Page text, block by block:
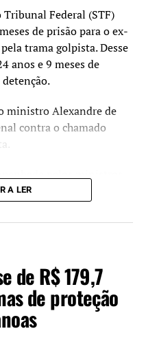
Federal (STF)
de prisão para o ex-
trama golpista. Desse
anos e 9 meses de
detenção.
ministro Alexandre de
contra o chamado
Zanin. O ministro
: 7 anos e 7 meses.
Democrático de
A LER
de R$ 179,7
de proteção